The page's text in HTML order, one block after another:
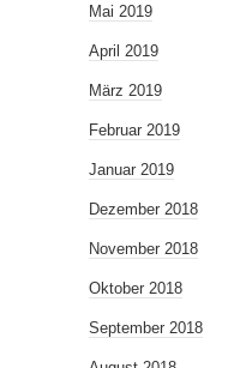
Mai 2019
April 2019
März 2019
Februar 2019
Januar 2019
Dezember 2018
November 2018
Oktober 2018
September 2018